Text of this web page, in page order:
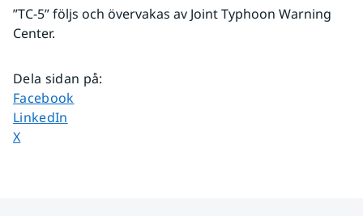
”TC-5” följs och övervakas av Joint Typhoon Warning
Center.
Dela sidan på:
Dela sidan på
Facebook
Dela sidan på
LinkedIn
Dela sidan på
X